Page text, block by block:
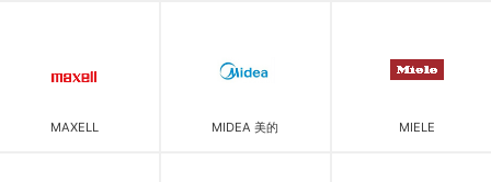
MAXELL MIDEA 美的 MIELE